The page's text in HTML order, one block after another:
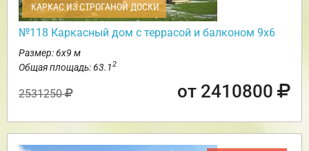
КАРКАС ИЗ СТРОГАНОЙ ДОСКИ
№118 Каркасный дом с террасой и балконом 9х6
Размер: 6х9 м
Общая площадь: 63.12
2531250 от 2410800